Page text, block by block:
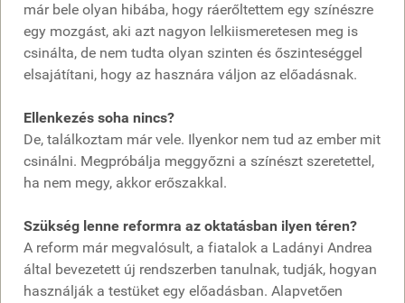
már bele olyan hibába, hogy ráerőltettem egy színészre
egy mozgást, aki azt nagyon lelkiismeretesen meg is
csinálta, de nem tudta olyan szinten és őszinteséggel
elsajátítani, hogy az hasznára váljon az előadásnak.
Ellenkezés soha nincs?
De, találkoztam már vele. Ilyenkor nem tud az ember mit
csinálni. Megpróbálja meggyőzni a színészt szeretettel,
ha nem megy, akkor erőszakkal.
Szükség lenne reformra az oktatásban ilyen téren?
A reform már megvalósult, a fiatalok a Ladányi Andrea
által bevezetett új rendszerben tanulnak, tudják, hogyan
használják a testüket egy előadásban. Alapvetően